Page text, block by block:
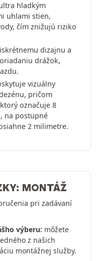
hladkým
uhlami stien,
čím znižujú riziko
dizajnu a
drážok,
vizuálny
pričom
označuje 8
na postupné
2 milimetre.
MONTÁŽ
pri zadávaní
výberu: môžete
z našich
montážnej služby.